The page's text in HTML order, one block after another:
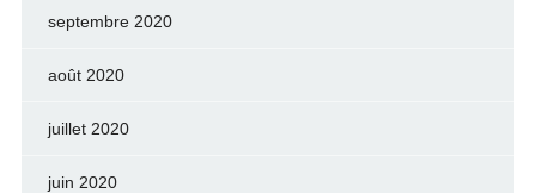
septembre 2020
août 2020
juillet 2020
juin 2020